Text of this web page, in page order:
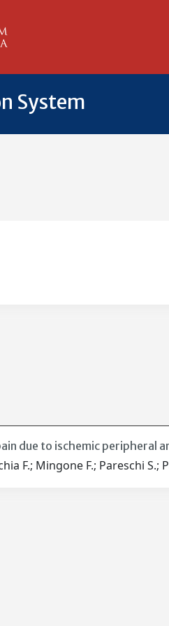
System
due to ischemic peripheral
F.; Mingone F.; Pareschi